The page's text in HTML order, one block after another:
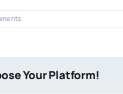
Your Platform!